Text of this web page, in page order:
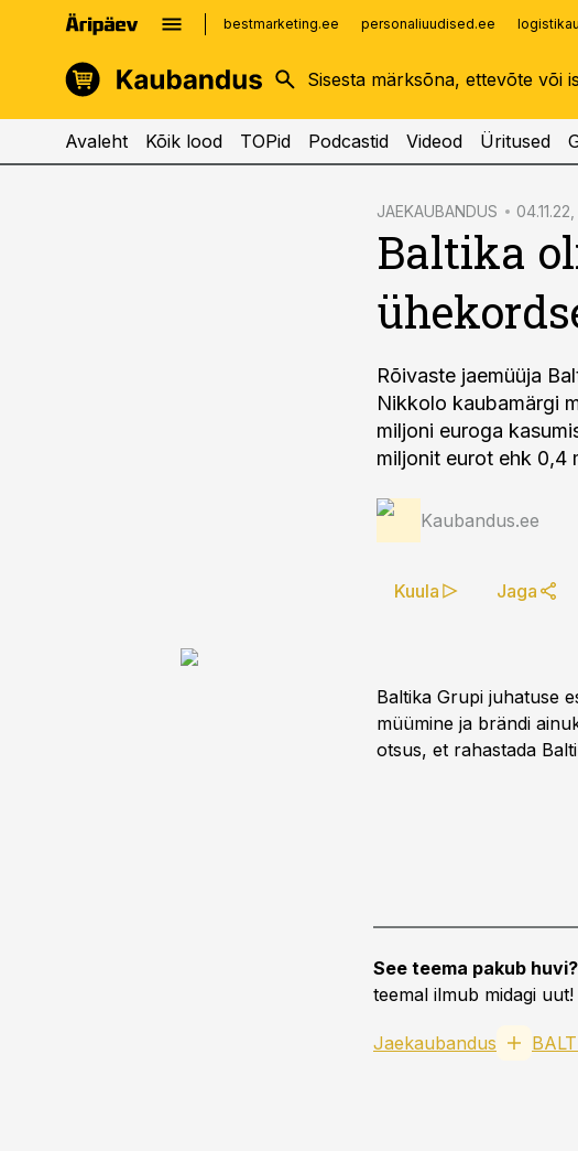
bestmarketing.ee personaliuudised.ee
kinnisvarauudised.ee
logistikauudised.ee
imelineajalugu.ee
Avaleht Kõik lood TOPid Podcastid Videod Üritused
JAEKAUBANDUS 04.11.22,
Baltika
Rõivaste jaemüüja
Nikkolo kaubamärgi
miljoni euroga
miljonit eurot ehk 0,4
Kaubandus.ee
Kuula Jaga
Baltika Grupi juhatuse
müümine ja brändi
otsus, et rahastada
See teema pakub huvi?
teemal ilmub midagi uut!
Jaekaubandus